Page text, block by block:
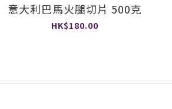
意大利巴馬火腿切片 500克
HK$180.00